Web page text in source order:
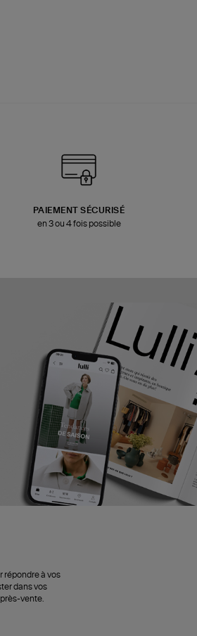
PAIEMENT SÉCURISÉ
en 3 ou 4 fois possible
répondre à vos
dans vos
vente.